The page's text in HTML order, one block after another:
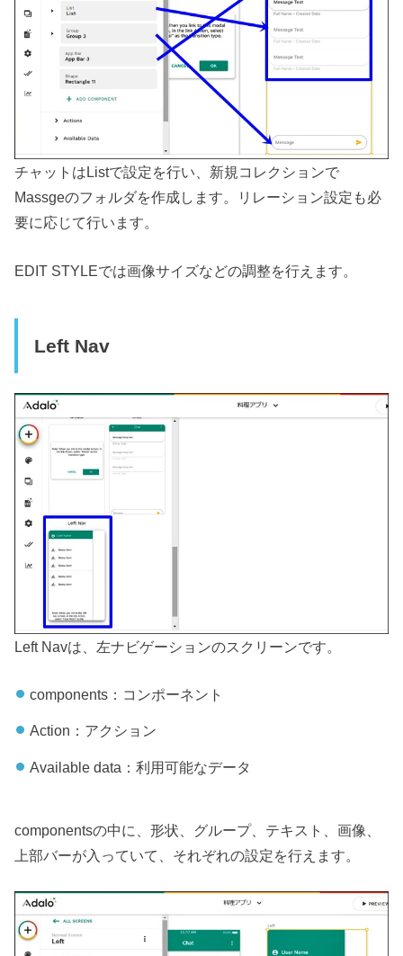
チャットはListで設定を行い、新規コレクションで
Massgeのフォルダを作成します。リレーション設定も必
要に応じて行います。
EDIT STYLEでは画像サイズなどの調整を行えます。
Left Nav
Left Navは、左ナビゲーションのスクリーンです。
components：コンポーネント
Action：アクション
Available data：利用可能なデータ
componentsの中に、形状、グループ、テキスト、画像、
上部バーが入っていて、それぞれの設定を行えます。